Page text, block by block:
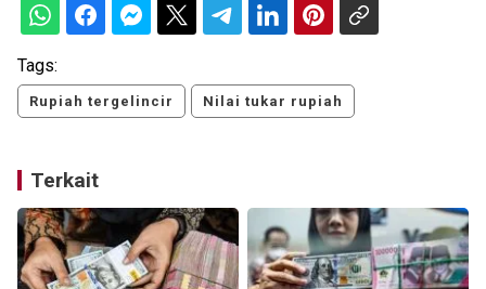
Tags:
Rupiah tergelincir Nilai tukar rupiah
Terkait